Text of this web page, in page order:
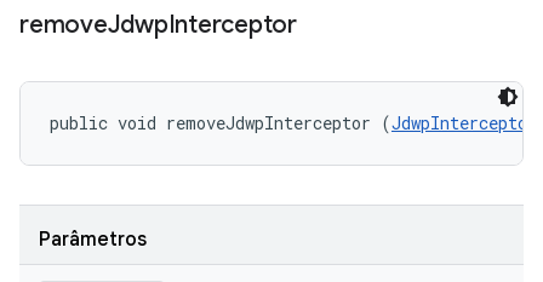
removeJdwpInterceptor
public void removeJdwpInterceptor (JdwpInterceptor
Parâmetros